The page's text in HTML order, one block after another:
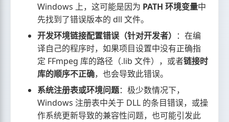
Windows 上，这可能是因为 PATH 环境变量中
先找到了错误版本的 dll 文件。
开发环境链接配置错误（针对开发者） ：在编
译自己的程序时，如果项目设置中没有正确指
定 FFmpeg 库的路径（.lib 文件），或者链接时
库的顺序不正确，也会导致此错误。
系统注册表或环境问题：极少数情况下，
Windows 注册表中关于 DLL 的条目错误，或操
作系统更新导致的兼容性问题，也可能引发此